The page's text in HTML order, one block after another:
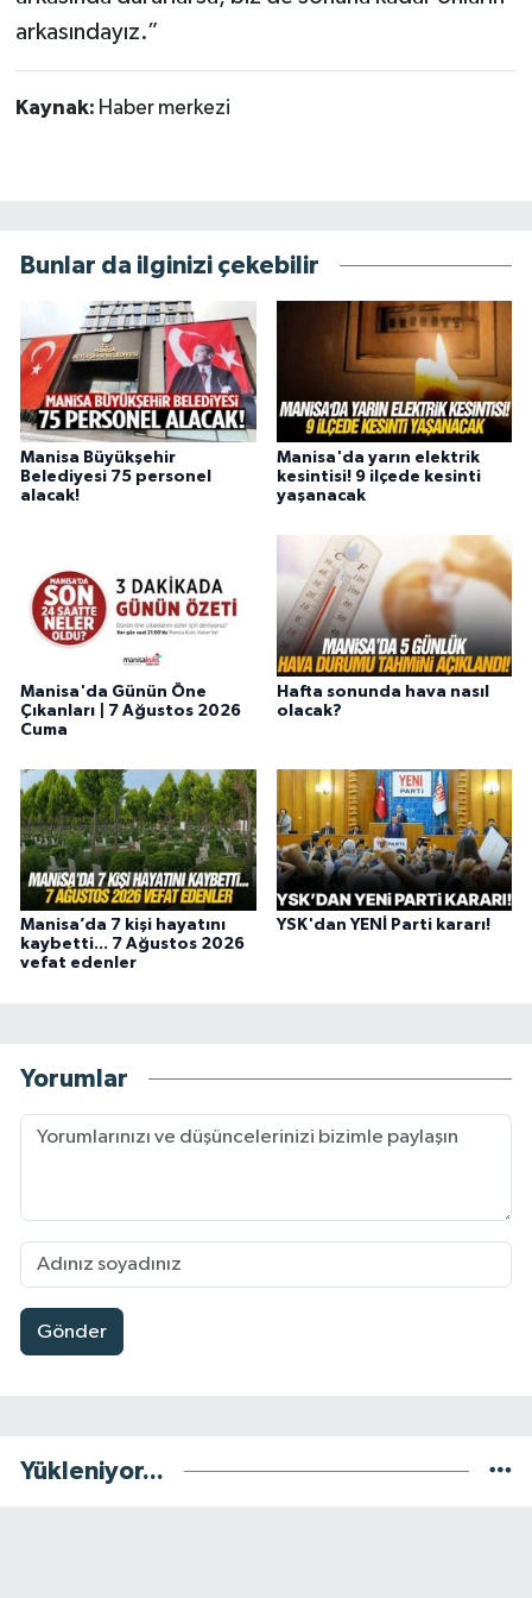
arkasındayız.”
Kaynak: Haber merkezi
Bunlar da ilginizi çekebilir
Manisa Büyükşehir
Belediyesi 75 personel
alacak!
Manisa'da yarın elektrik
kesintisi! 9 ilçede kesinti
yaşanacak
Manisa'da Günün Öne
Çıkanları | 7 Ağustos 2026
Cuma
Hafta sonunda hava nasıl
olacak?
Manisa’da 7 kişi hayatını
kaybetti... 7 Ağustos 2026
vefat edenler
YSK'dan YENİ Parti kararı!
Yorumlar
Gönder
Yükleniyor...